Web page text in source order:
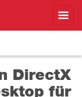
DirectX
für